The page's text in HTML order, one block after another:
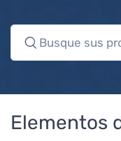
Elementos